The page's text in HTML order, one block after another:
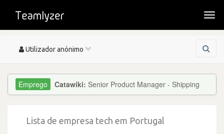
Toggle
Utilizador anónimo
Catawiki: Senior Product Manager - Shipping
Lista de empresa tech em Portugal